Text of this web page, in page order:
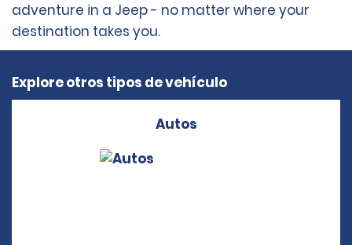
adventure in a Jeep - no matter where your
destination takes you.
Explore otros tipos de vehículo
Autos